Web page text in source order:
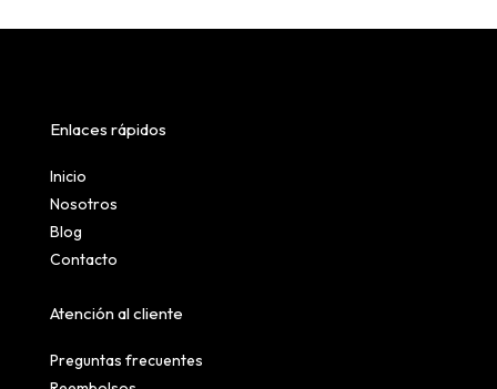
Enlaces rápidos
Inicio
Nosotros
Blog
Contacto
Atención al cliente
Preguntas frecuentes